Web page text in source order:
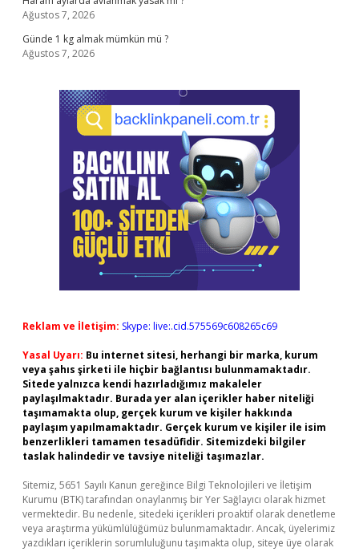
Ağustos 7, 2026
Günde 1 kg almak mümkün mü ?
Ağustos 7, 2026
Reklam ve İletişim: Skype: live:.cid.575569c608265c69
Yasal Uyarı: Bu internet sitesi, herhangi bir marka, kurum
veya şahıs şirketi ile hiçbir bağlantısı bulunmamaktadır.
Sitede yalnızca kendi hazırladığımız makaleler
paylaşılmaktadır. Burada yer alan içerikler haber niteliği
taşımamakta olup, gerçek kurum ve kişiler hakkında
paylaşım yapılmamaktadır. Gerçek kurum ve kişiler ile isim
benzerlikleri tamamen tesadüfidir. Sitemizdeki bilgiler
taslak halindedir ve tavsiye niteliği taşımazlar.
Sitemiz, 5651 Sayılı Kanun gereğince Bilgi Teknolojileri ve İletişim
Kurumu (BTK) tarafından onaylanmış bir Yer Sağlayıcı olarak hizmet
vermektedir. Bu nedenle, sitedeki içerikleri proaktif olarak denetleme
veya araştırma yükümlülüğümüz bulunmamaktadır. Ancak, üyelerimiz
yazdıkları içeriklerin sorumluluğunu taşımakta olup, siteye üye olarak